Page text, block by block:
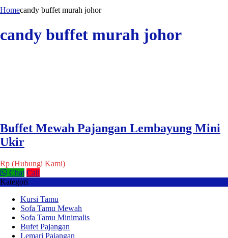
Homecandy buffet murah johor
candy buffet murah johor
Buffet Mewah Pajangan Lembayung Mini
Ukir
Rp (Hubungi Kami)
Chat Call
Kategori
Kursi Tamu
Sofa Tamu Mewah
Sofa Tamu Minimalis
Bufet Pajangan
Lemari Pajangan